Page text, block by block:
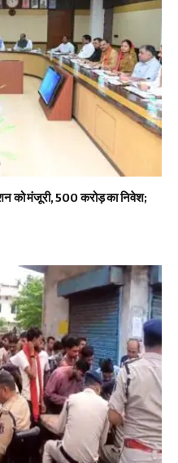
को मंजूरी, 500 करोड़ का निवेश;